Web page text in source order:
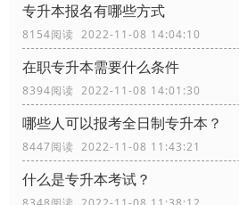
专升本报名有哪些方式
8154阅读 2022-11-08 14:04:10
在职专升本需要什么条件
8394阅读 2022-11-08 14:01:30
哪些人可以报考全日制专升本？
8447阅读 2022-11-08 11:43:21
什么是专升本考试？